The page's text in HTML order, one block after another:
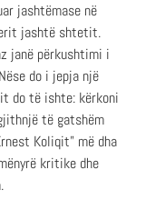
jashtëmase në
jashtë shtetit.
janë përkushtimi i
do i jepja një
do të ishte: kërkoni
të gatshëm
Koliqit” më dha
kritike dhe